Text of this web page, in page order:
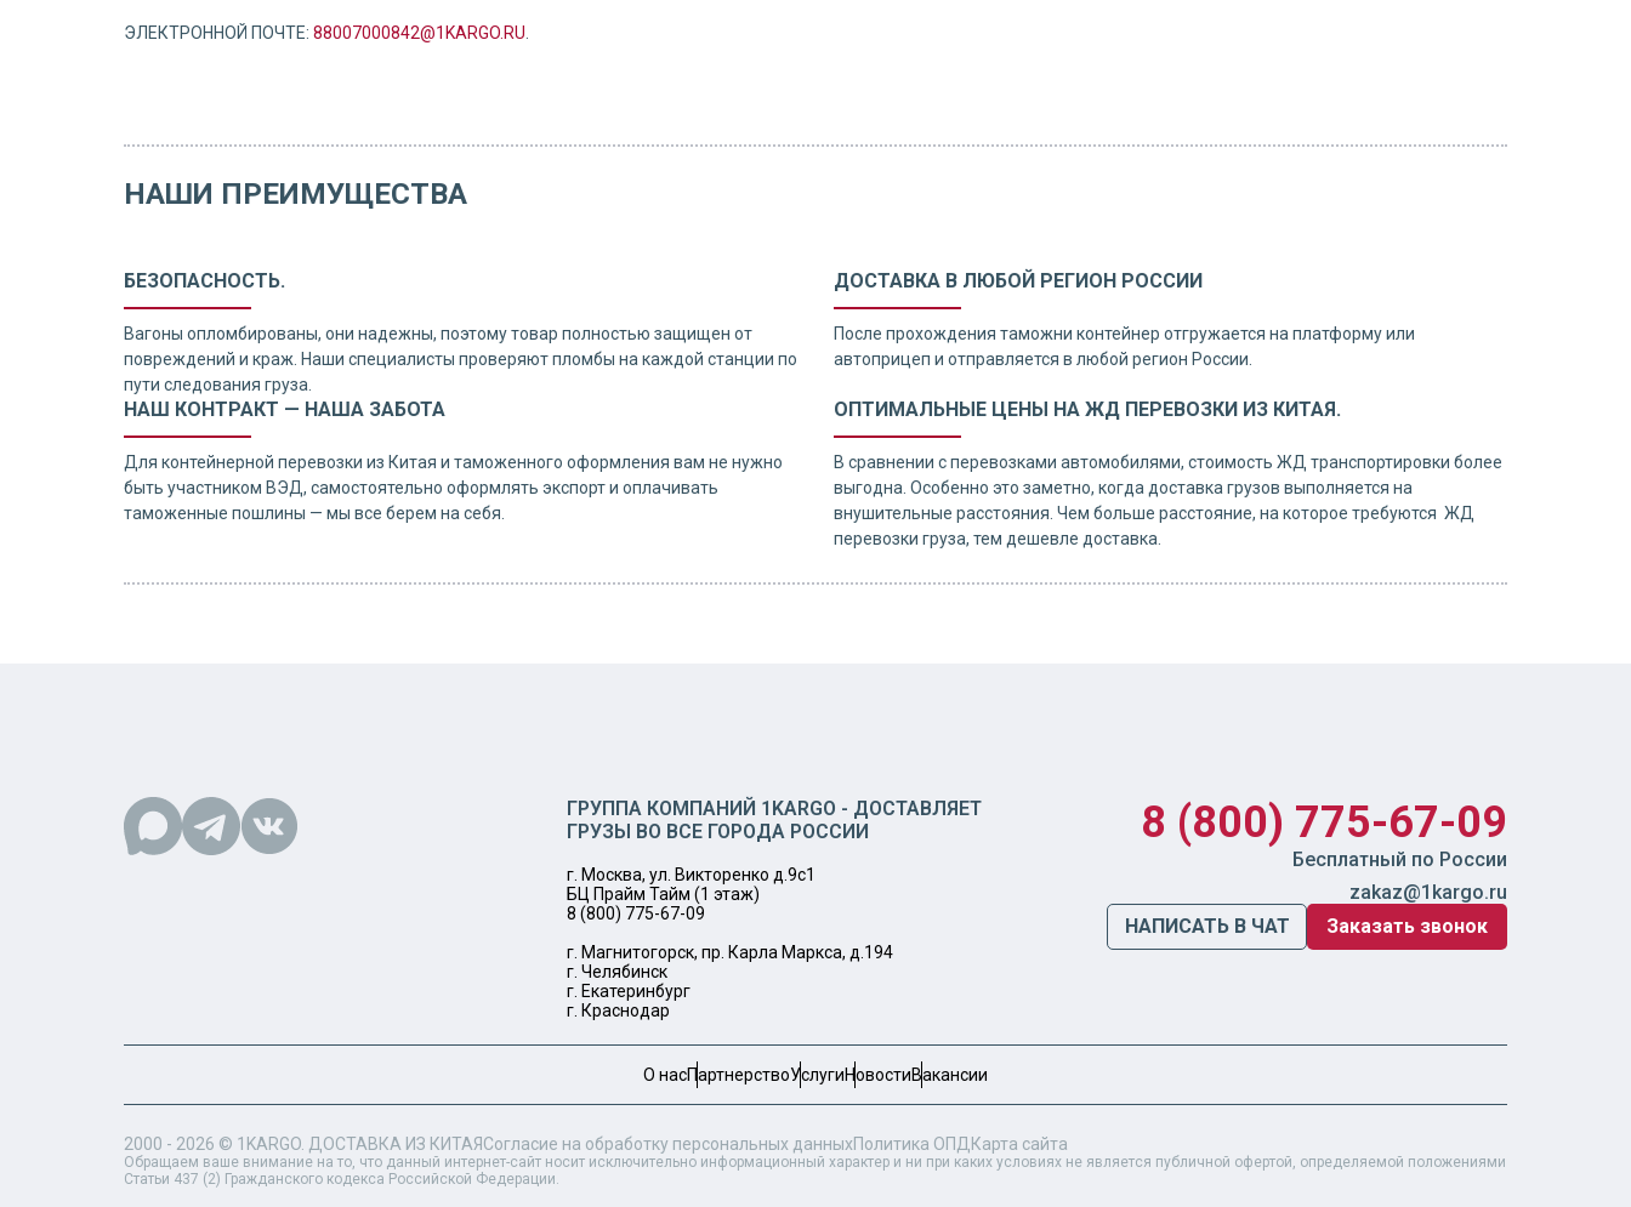
ЭЛЕКТРОННОЙ ПОЧТЕ: 88007000842@1KARGO.RU
НАШИ ПРЕИМУЩЕСТВА
БЕЗОПАСНОСТЬ.
Вагоны опломбированы, они надежны, поэтому товар полностью защищен от
повреждений и краж. Наши специалисты проверяют пломбы на каждой станции по
пути следования груза.
ДОСТАВКА В ЛЮБОЙ РЕГИОН РОССИИ
После прохождения таможни контейнер отгружается на платформу или
автоприцеп и отправляется в любой регион России.
НАШ КОНТРАКТ — НАША ЗАБОТА
Для контейнерной перевозки из Китая и таможенного оформления вам не нужно
быть участником ВЭД, самостоятельно оформлять экспорт и оплачивать
таможенные пошлины — мы все берем на себя.
ОПТИМАЛЬНЫЕ ЦЕНЫ НА ЖД ПЕРЕВОЗКИ ИЗ КИТАЯ.
В сравнении с перевозками автомобилями, стоимость ЖД транспортировки более
выгодна. Особенно это заметно, когда доставка грузов выполняется на
внушительные расстояния. Чем больше расстояние, на которое требуются ЖД
перевозки груза, тем дешевле доставка.
ГРУППА КОМПАНИЙ 1KARGO - ДОСТАВЛЯЕТ
ГРУЗЫ ВО ВСЕ ГОРОДА РОССИИ
г. Москва, ул. Викторенко д.9с1
БЦ Прайм Тайм (1 этаж)
8 (800) 775-67-09
г. Магнитогорск, пр. Карла Маркса, д.194
г. Челябинск
г. Екатеринбург
г. Краснодар
8 (800) 775-67-09
Бесплатный по России
zakaz@1kargo.ru
НАПИСАТЬ В ЧАТ
Заказать звонок
О насПартнерствоУслугиНовостиВакансии
2000 - 2026 © 1KARGO . ДОСТАВКА ИЗ КИТАЯСогласие на обработку персональных данныхПолитика ОПД Карта сайта
Обращаем ваше внимание на то, что данный интернет-сайт носит исключительно информационный характер и ни при каких условиях не является публичной офертой, определяемой положениями
Статьи 437 (2) Гражданского кодекса Российской Федерации.